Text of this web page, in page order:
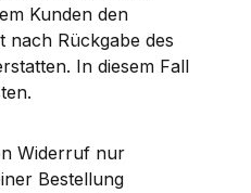
Kunden den
nach Rückgabe des
In diesem Fall
Widerruf nur
Bestellung